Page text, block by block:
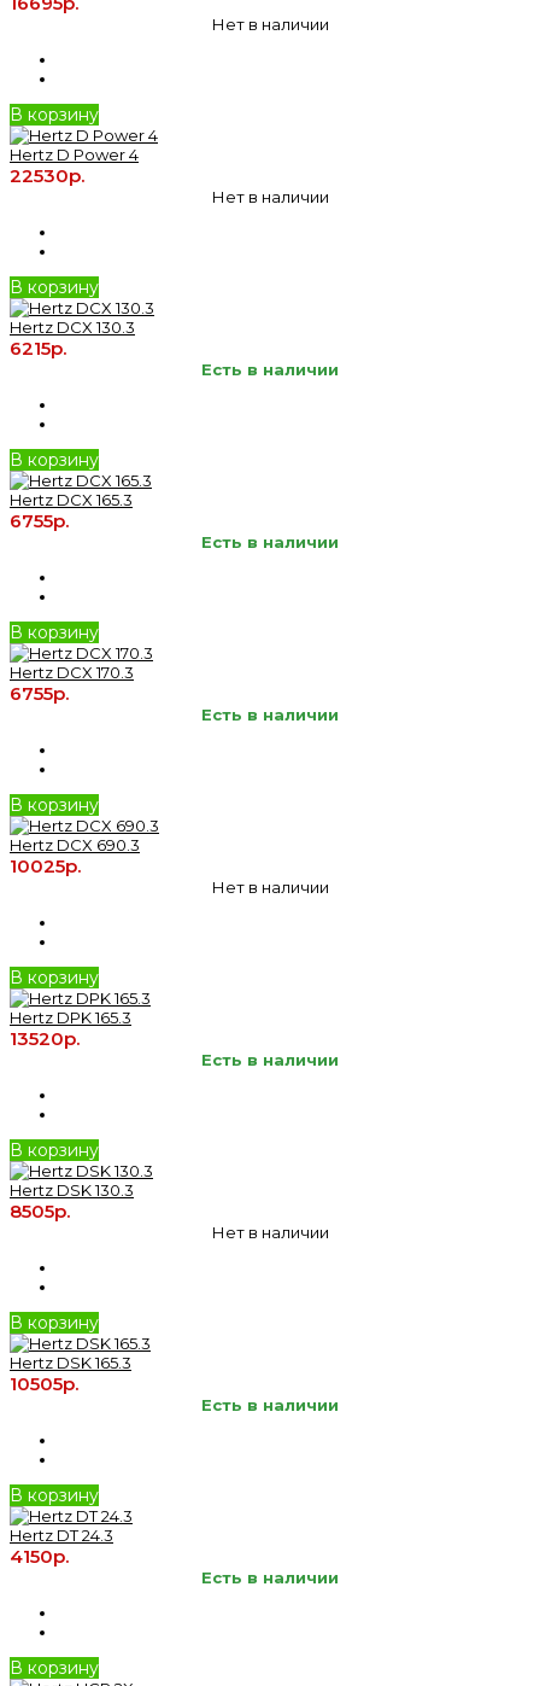
Нет в наличии
В корзину
Hertz D Power 4
22530р.
Нет в наличии
В корзину
Hertz DCX 130.3
6215р.
Есть в наличии
В корзину
Hertz DCX 165.3
6755р.
Есть в наличии
В корзину
Hertz DCX 170.3
6755р.
Есть в наличии
В корзину
Hertz DCX 690.3
10025р.
Нет в наличии
В корзину
Hertz DPK 165.3
13520р.
Есть в наличии
В корзину
Hertz DSK 130.3
8505р.
Нет в наличии
В корзину
Hertz DSK 165.3
10505р.
Есть в наличии
В корзину
Hertz DT 24.3
4150р.
Есть в наличии
В корзину